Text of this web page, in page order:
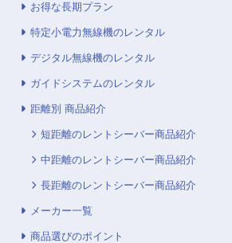
お得な長期プラン
特定小電力無線機のレンタル
デジタル無線機のレンタル
ガイドシステムのレンタル
距離別 商品紹介
短距離のレントシーバー商品紹介
中距離のレントシーバー商品紹介
長距離のレントシーバー商品紹介
メーカー一覧
商品選びのポイント